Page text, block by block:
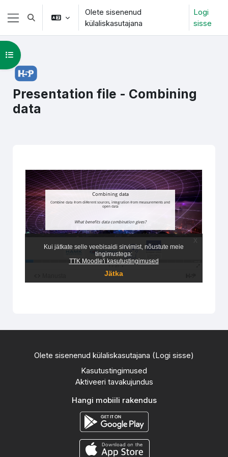
Jäta vahele peasisuni
Küljepaneel
Lülitab otsingu sisendi
Olete sisenenud
külaliskasutajana
Logi
sisse
Presentation file - Combining
data
Ava kursuse sisukord
Olete sisenenud külaliskasutajana (Logi sisse)
Kasutustingimused
Aktiveeri tavakujundus
Hangi mobiili rakendus